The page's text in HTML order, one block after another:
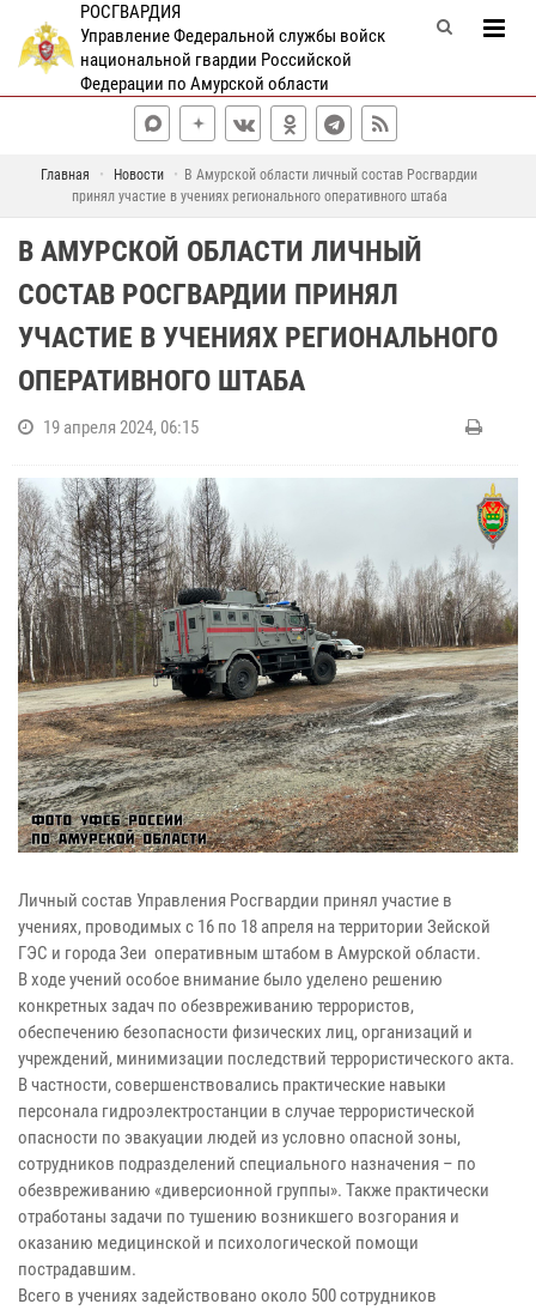
РОСГВАРДИЯ
Управление Федеральной службы войск
национальной гвардии Российской
Федерации по Амурской области
Главная Новости
В Амурской области личный состав Росгвардии
принял участие в учениях регионального оперативного штаба
В АМУРСКОЙ ОБЛАСТИ ЛИЧНЫЙ
СОСТАВ РОСГВАРДИИ ПРИНЯЛ
УЧАСТИЕ В УЧЕНИЯХ РЕГИОНАЛЬНОГО
ОПЕРАТИВНОГО ШТАБА
19 апреля 2024, 06:15
Личный состав Управления Росгвардии принял участие в
учениях, проводимых с 16 по 18 апреля на территории Зейской
ГЭС и города Зеи оперативным штабом в Амурской области.
В ходе учений особое внимание было уделено решению
конкретных задач по обезвреживанию террористов,
обеспечению безопасности физических лиц, организаций и
учреждений, минимизации последствий террористического акта.
В частности, совершенствовались практические навыки
персонала гидроэлектростанции в случае террористической
опасности по эвакуации людей из условно опасной зоны,
сотрудников подразделений специального назначения – по
обезвреживанию «диверсионной группы». Также практически
отработаны задачи по тушению возникшего возгорания и
оказанию медицинской и психологической помощи
пострадавшим.
Всего в учениях задействовано около 500 сотрудников